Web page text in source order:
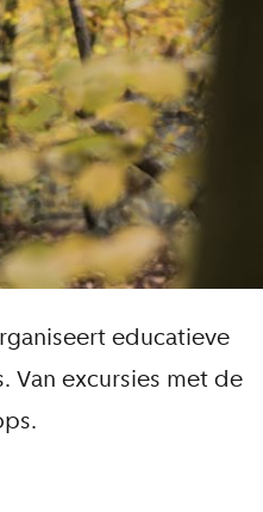
educatieve
Van excursies met de